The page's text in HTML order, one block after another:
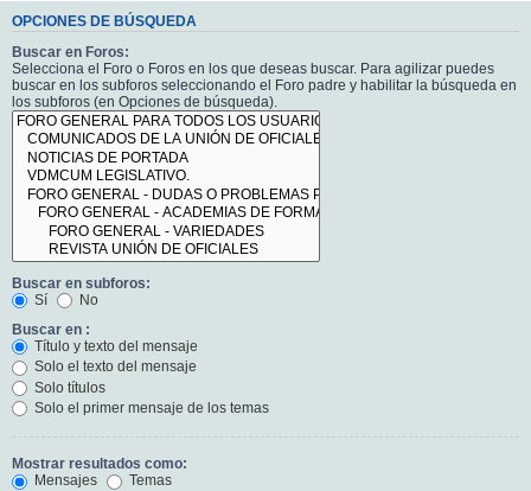
OPCIONES DE BÚSQUEDA
Buscar en Foros:
Selecciona el Foro o Foros en los que deseas buscar. Para agilizar puedes
buscar en los subforos seleccionando el Foro padre y habilitar la búsqueda en
los subforos (en Opciones de búsqueda).
Buscar en subforos:
Sí
No
Buscar en :
Título y texto del mensaje
Solo el texto del mensaje
Solo títulos
Solo el primer mensaje de los temas
Mostrar resultados como:
Mensajes
Temas